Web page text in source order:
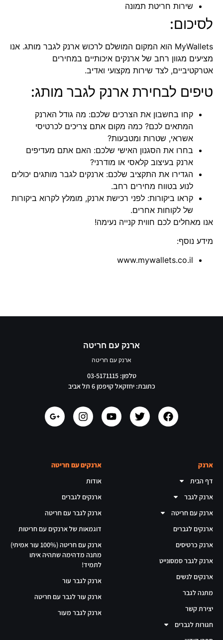
שירות חריטת תמונה
לסיכום:
MyWallets הוא המקום המושלם לרכוש ארנק לגבר מותג. אנו
מציעים מגוון רחב של ארנקים איכותיים במחירים
אטרקטיביים, לצד שירות מקצועי ואדיב.
טיפים לבחירת ארנק לגבר מותג:
קחו בחשבון את הצרכים שלכם: מה גודל הארנק
המתאים לכם? כמה מקום אתם צריכים לכרטיסי
אשראי, שטרות ומטבעות?
בחרו את הסגנון האישי שלכם: האם אתם מעדיפים
ארנק בעיצוב קלאסי או מודרני?
הגדירו את התקציב שלכם: ארנקים לגבר מותגים יכולים
לנוע בטווח מחירים רחב.
קראו ביקורות: לפני רכישת ארנק, מומלץ לקרוא ביקורות
של לקוחות אחרים.
אנו מאחלים לכם חווית קנייה נעימה!
מידע נוסף:
www.mywallets.co.il
ארנק עם חריטה
ארנק עם חריטה
טלפון: 03-5171115
כתובת: יחזקאל קויפמן 6 תל אביב
ארנק
דף הבית
ארנק לגבר
ארנק עם חריטה
ארנקים לגברים
ארנק כרטיסים
ארנק לגבר סמסונייט
ארנקים לנשים
מתנה לגבר
יצירת קשר
חגורות לגברים
ארנקים עם חריטה
אודות
ארנקים לגברים
ארנק לגבר עם חריטה
דוגמאות של ארנקים עם חריטות
ארנק עם חריטה (100% עור אמיתי)
מתנה מדהימה שתהיה איתו
לתמיד!
ארנק לגבר עור
ארנק עור לגבר עם חריטה
ארנק לגבר מעור